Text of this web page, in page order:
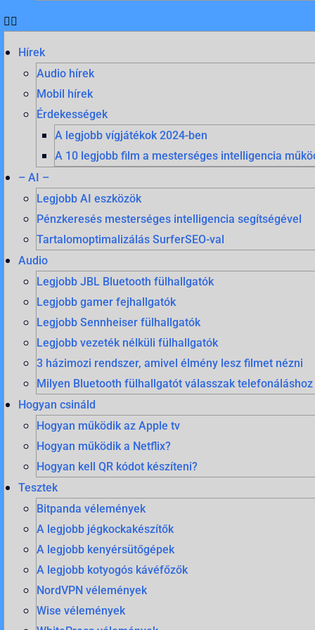
Hírek
Audio hírek
Mobil hírek
Érdekességek
A legjobb vígjátékok 2024-ben
A 10 legjobb film a mesterséges intelligencia
– AI –
Legjobb AI eszközök
Pénzkeresés mesterséges intelligencia segítségével
Tartalomoptimalizálás SurferSEO-val
Audio
Legjobb JBL Bluetooth fülhallgatók
Legjobb gamer fejhallgatók
Legjobb Sennheiser fülhallgatók
Legjobb vezeték nélküli fülhallgatók
3 házimozi rendszer, amivel élmény lesz filmet nézni
Milyen Bluetooth fülhallgatót válasszak telefonáláshoz
Hogyan csináld
Hogyan működik az Apple tv
Hogyan működik a Netflix?
Hogyan kell QR kódot készíteni?
Tesztek
Bitpanda vélemények
A legjobb jégkockakészítők
A legjobb kenyérsütőgépek
A legjobb kotyogós kávéfőzők
NordVPN vélemények
Wise vélemények